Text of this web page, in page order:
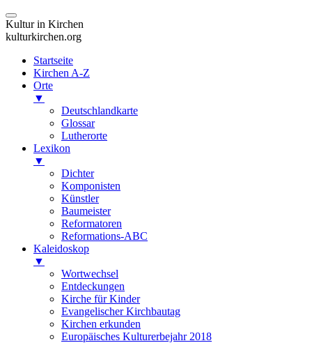
Kultur in Kirchen
kulturkirchen.org
Startseite
Kirchen A-Z
Orte
▼
Deutschlandkarte
Glossar
Lutherorte
Lexikon
▼
Dichter
Komponisten
Künstler
Baumeister
Reformatoren
Reformations-ABC
Kaleidoskop
▼
Wortwechsel
Entdeckungen
Kirche für Kinder
Evangelischer Kirchbautag
Kirchen erkunden
Europäisches Kulturerbejahr 2018